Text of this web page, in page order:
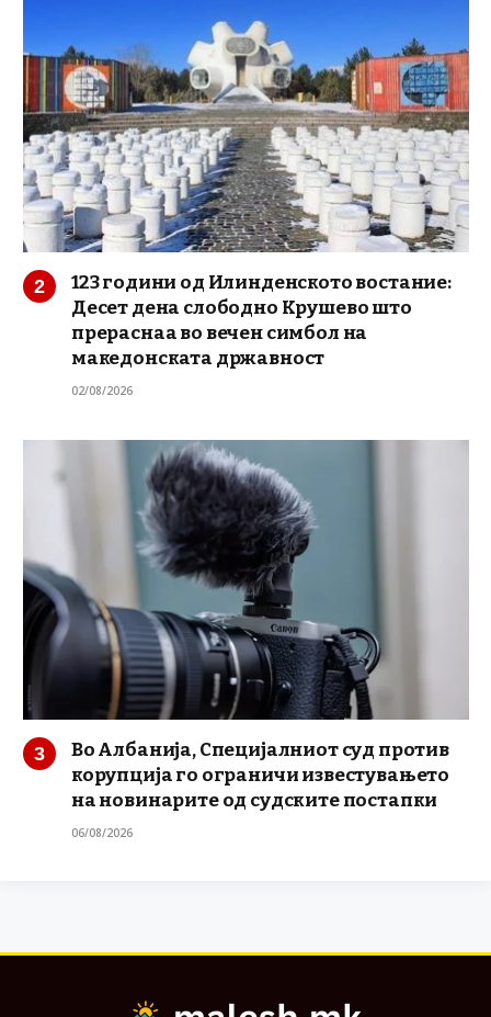
123 години од Илинденското востание:
Десет дена слободно Крушево што
прераснаа во вечен симбол на
македонската државност
02/08/2026
Во Албанија, Специјалниот суд против
корупција го ограничи известувањето
на новинарите од судските постапки
06/08/2026